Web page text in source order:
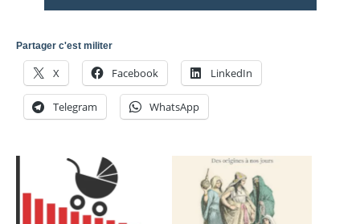
Partager c'est militer
X Facebook LinkedIn
Telegram WhatsApp